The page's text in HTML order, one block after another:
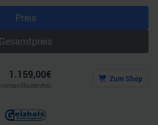
Preis
Gesamtpreis
1.159,00€
(versandkostenfrei)
Zum Shop